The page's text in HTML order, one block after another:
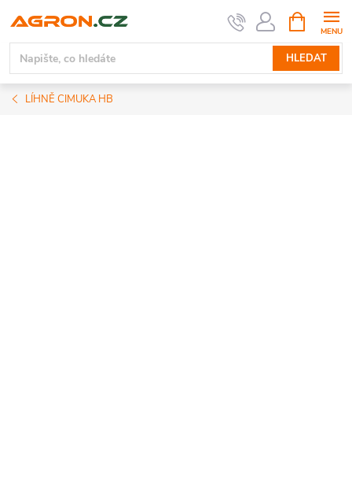
na
obsah
HLEDAT
NÁKUPNÍ
KOŠÍK
LÍHNĚ CIMUKA HB